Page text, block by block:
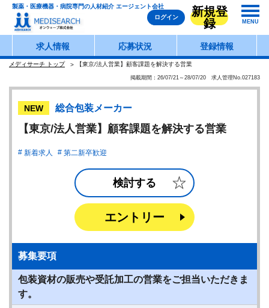
製薬・医療機器・病院専門の人材紹介 エージェント会社
ログイン
新規登
録
MENU
求人情報 応募状況 登録情報
メディサーチ トップ 【東京/法人営業】顧客課題を解決する営業
掲載期間：26/07/21～28/07/20 求人管理No.027183
NEW 総合包装メーカー
【東京/法人営業】顧客課題を解決する営業
新着求人 第二新卒歓迎
検討する
エントリー
募集要項
包装資材の販売や受託加工の営業をご担当いただきま
す。